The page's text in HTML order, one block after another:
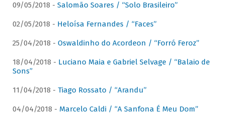
09/05/2018 - Salomão Soares / “Solo Brasileiro”
02/05/2018 - Heloísa Fernandes / “Faces”
25/04/2018 - Oswaldinho do Acordeon / “Forró Feroz”
18/04/2018 - Luciano Maia e Gabriel Selvage / “Balaio de
Sons”
11/04/2018 - Tiago Rossato / “Arandu”
04/04/2018 - Marcelo Caldi / “A Sanfona É Meu Dom”